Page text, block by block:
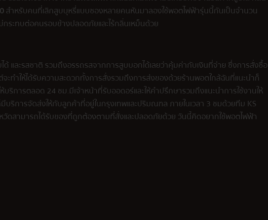
สำหรับคนที่เลิกสูบบุหรี่แบบซองหลายคนหันมาลองใช้พอตไฟฟ้ารุ่นนี้กันเป็นจำนวน
ระทบต่อคนรอบข้างปลอดภัยและไร้กลิ่นเหม็นด้วย
และรสชาติ รวมถึงอรรถรสจากการสูบบอกได้เลยว่าคุ้มค่ากับเงินที่จ่าย ซึ่งการสั่งซื้อ
ทำให้ได้รับความสะดวกทั้งการสั่งรวมถึงการส่งของด้วย ร้านพอตใกล้ฉันที่แนะนำก็
ห้บริการตลอด 24 ชม.มีเจ้าหน้าที่รับออดอร์และให้คำปรึกษารวมถึงแนะนำการใช้งานให้
การจัดส่งให้กับลูกค้าที่อยู่ในกรุงเทพและปริมณฑล ภายในเวลา 3 ชมด้วยทีม KS
วัดสามารถได้รับของที่ถูกต้องตามที่สั่งและปลอดภัยด้วย วันนี้คิดอยากใช้พอตไฟฟ้า